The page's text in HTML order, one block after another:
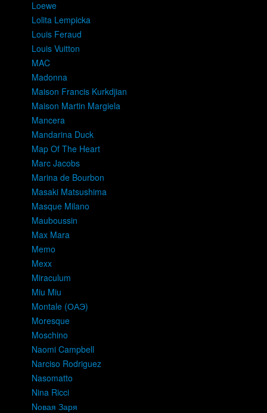
Loewe
Lolita Lempicka
Louis Feraud
Louis Vuitton
MAC
Madonna
Maison Francis Kurkdjian
Maison Martin Margiela
Mancera
Mandarina Duck
Map Of The Heart
Marc Jacobs
Marina de Bourbon
Masaki Matsushima
Masque Milano
Mauboussin
Max Mara
Memo
Mexx
Miraculum
Miu Miu
Montale (ОАЭ)
Moresque
Moschino
Naomi Campbell
Narciso Rodriguez
Nasomatto
Nina Ricci
Nовая Заря